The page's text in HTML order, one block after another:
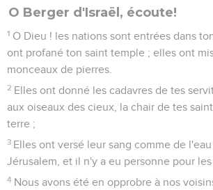
O Berger d'Israël, écoute!
1 O Dieu ! les nations sont entrées dans
ont profané ton saint temple ; elles ont
monceaux de pierres.
2 Elles ont donné les cadavres de tes
aux oiseaux des cieux, la chair de tes
terre ;
3 Elles ont versé leur sang comme de
Jérusalem, et il n'y a eu personne pour les
4 Nous avons été en opprobre à nos